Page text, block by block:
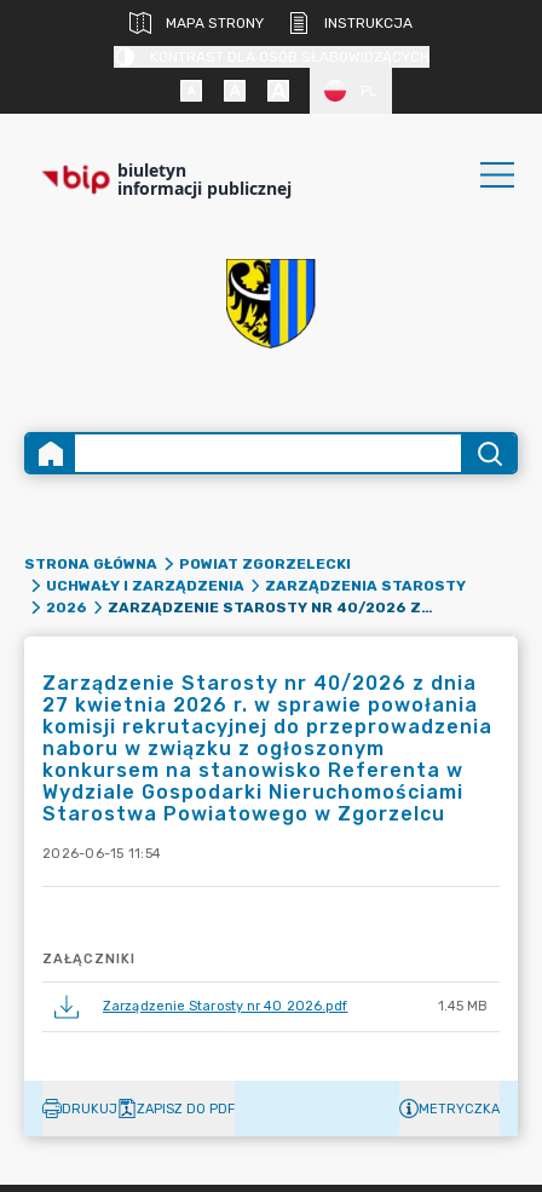
MAPA STRONY
INSTRUKCJA
biuletyn
informacji publicznej
STRONA GŁÓWNA
POWIAT ZGORZELECKI
UCHWAŁY I ZARZĄDZENIA
ZARZĄDZENIA STAROSTY
2026
ZARZĄDZENIE STAROSTY NR 40/2026 Z DNIA 27 KWIETNIA 2026 R. W SPRAWIE POWOŁANIA KOMISJI REKRUTACYJNEJ DO PRZEPROWADZENIA NABORU W ZWIĄZKU Z OGŁOSZONYM KONKURSEM NA STANOWISKO REFERENTA W WYDZIALE GOSPODARKI NIERUCHOMOŚCIAMI STAROSTWA POWIATOWEGO W ZGORZELCU
Zarządzenie Starosty nr 40/2026 z dnia
27 kwietnia 2026 r. w sprawie powołania
komisji rekrutacyjnej do przeprowadzenia
naboru w związku z ogłoszonym
konkursem na stanowisko Referenta w
Wydziale Gospodarki Nieruchomościami
Starostwa Powiatowego w Zgorzelcu
2026-06-15 11:54
ZAŁĄCZNIKI
Zarządzenie Starosty nr 40 2026.pdf 1.45 MB
DRUKUJ ZAPISZ DO PDF METRYCZKA